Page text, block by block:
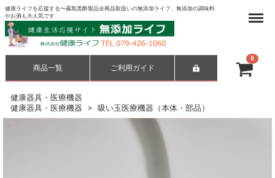
健康ライフを応援する〜霧島黒酢製品全商品取扱いの無添加ライフ、無添加の調味料
やお酒も大人気です
商品一覧 ご利用ガイド
Menu
健康器具・医療機器
健康器具・医療機器
吸い玉医療機器（本体・部品）
0